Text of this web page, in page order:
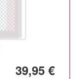
39,95 €